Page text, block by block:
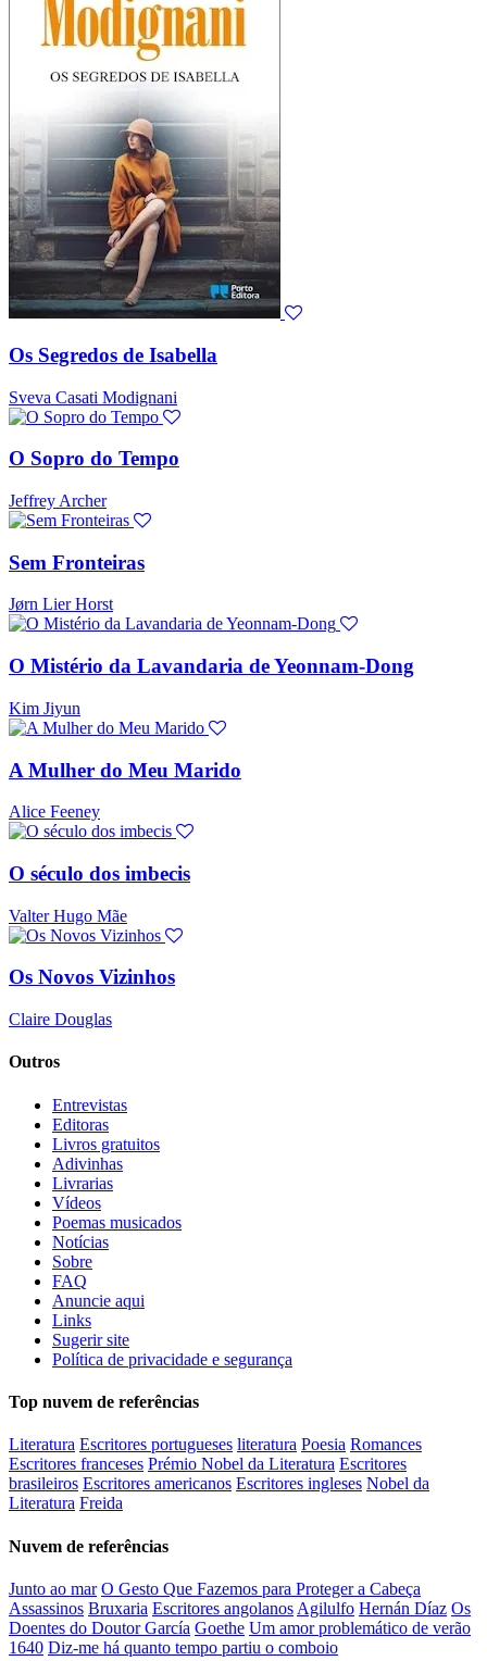
Os Segredos de Isabella
Sveva Casati Modignani
O Sopro do Tempo
Jeffrey Archer
Sem Fronteiras
Jørn Lier Horst
O Mistério da Lavandaria de Yeonnam-Dong
Kim Jiyun
A Mulher do Meu Marido
Alice Feeney
O século dos imbecis
Valter Hugo Mãe
Os Novos Vizinhos
Claire Douglas
Outros
Entrevistas
Editoras
Livros gratuitos
Adivinhas
Livrarias
Vídeos
Poemas musicados
Notícias
Sobre
FAQ
Anuncie aqui
Links
Sugerir site
Política de privacidade e segurança
Top nuvem de referências
Literatura Escritores portugueses literatura Poesia Romances
Escritores franceses Prémio Nobel da Literatura Escritores
brasileiros Escritores americanos Escritores ingleses Nobel da
Literatura Freida
Nuvem de referências
Junto ao mar O Gesto Que Fazemos para Proteger a Cabeça
Assassinos Bruxaria Escritores angolanos Agilulfo Hernán Díaz Os
Doentes do Doutor García Goethe Um amor problemático de verão
1640 Diz-me há quanto tempo partiu o comboio